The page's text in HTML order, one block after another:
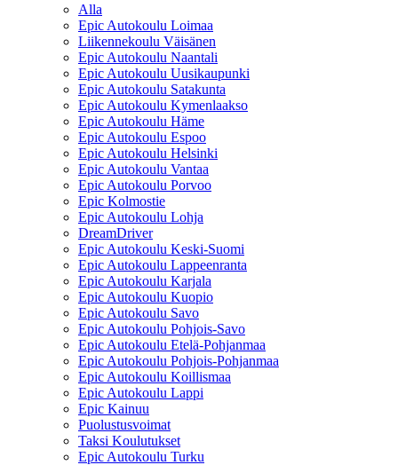
Alla
Epic Autokoulu Loimaa
Liikennekoulu Väisänen
Epic Autokoulu Naantali
Epic Autokoulu Uusikaupunki
Epic Autokoulu Satakunta
Epic Autokoulu Kymenlaakso
Epic Autokoulu Häme
Epic Autokoulu Espoo
Epic Autokoulu Helsinki
Epic Autokoulu Vantaa
Epic Autokoulu Porvoo
Epic Kolmostie
Epic Autokoulu Lohja
DreamDriver
Epic Autokoulu Keski-Suomi
Epic Autokoulu Lappeenranta
Epic Autokoulu Karjala
Epic Autokoulu Kuopio
Epic Autokoulu Savo
Epic Autokoulu Pohjois-Savo
Epic Autokoulu Etelä-Pohjanmaa
Epic Autokoulu Pohjois-Pohjanmaa
Epic Autokoulu Koillismaa
Epic Autokoulu Lappi
Epic Kainuu
Puolustusvoimat
Taksi Koulutukset
Epic Autokoulu Turku